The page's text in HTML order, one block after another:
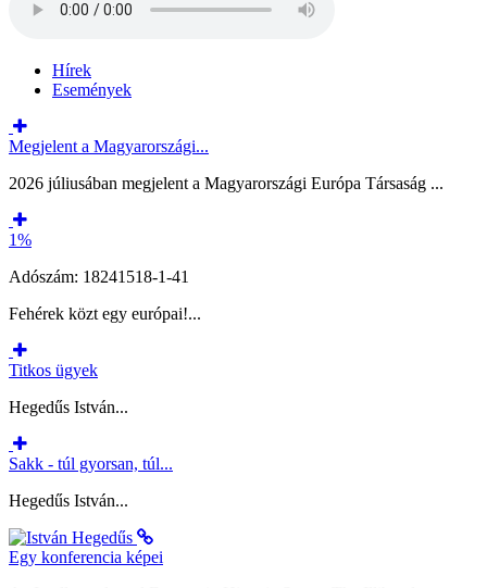
Hírek
Események
Megjelent a Magyarországi...
2026 júliusában megjelent a Magyarországi Európa Társaság ...
1%
Adószám: 18241518-1-41
Fehérek közt egy európai!...
Titkos ügyek
Hegedűs István...
Sakk - túl gyorsan, túl...
Hegedűs István...
Egy konferencia képei